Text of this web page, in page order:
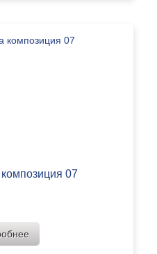
07